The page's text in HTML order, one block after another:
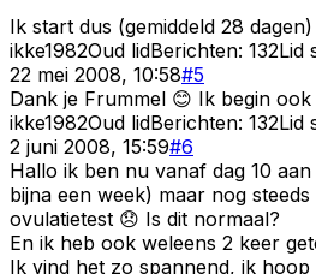
Ik start dus (gemiddeld 28
ikke1982Oud lidBerichten: 132Lid
22 mei 2008, 10:58#5
Dank je Frummel 😊 Ik begin ook
ikke1982Oud lidBerichten: 132Lid
2 juni 2008, 15:59#6
Hallo ik ben nu vanaf dag 10
bijna een week) maar nog
ovulatietest 😞 Is dit normaal?
En ik heb ook weleens 2 keer
Ik vind het zo spannend, ik